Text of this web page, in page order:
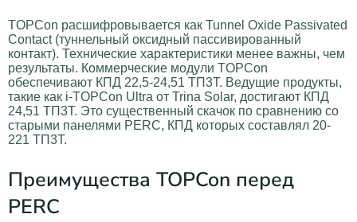
TOPCon расшифровывается как Tunnel Oxide Passivated
Contact (туннельный оксидный пассивированный
контакт). Технические характеристики менее важны, чем
результаты. Коммерческие модули TOPCon
обеспечивают КПД 22,5-24,51 ТП3Т. Ведущие продукты,
такие как i-TOPCon Ultra от Trina Solar, достигают КПД
24,51 ТП3Т. Это существенный скачок по сравнению со
старыми панелями PERC, КПД которых составлял 20-
221 ТП3Т.
Преимущества TOPCon перед
PERC